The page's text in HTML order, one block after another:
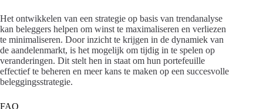
Het ontwikkelen van een strategie op basis van trendanalyse
kan beleggers helpen om winst te maximaliseren en verliezen
te minimaliseren. Door inzicht te krijgen in de dynamiek van
de aandelenmarkt, is het mogelijk om tijdig in te spelen op
veranderingen. Dit stelt hen in staat om hun portefeuille
effectief te beheren en meer kans te maken op een succesvolle
beleggingsstrategie.
FAQ